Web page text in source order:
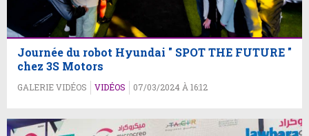
Journée du robot Hyundai " SPOT THE FUTURE "
chez 3S Motors
GALERIE VIDÉOS VIDÉOS 07/03/2024 À 16:12